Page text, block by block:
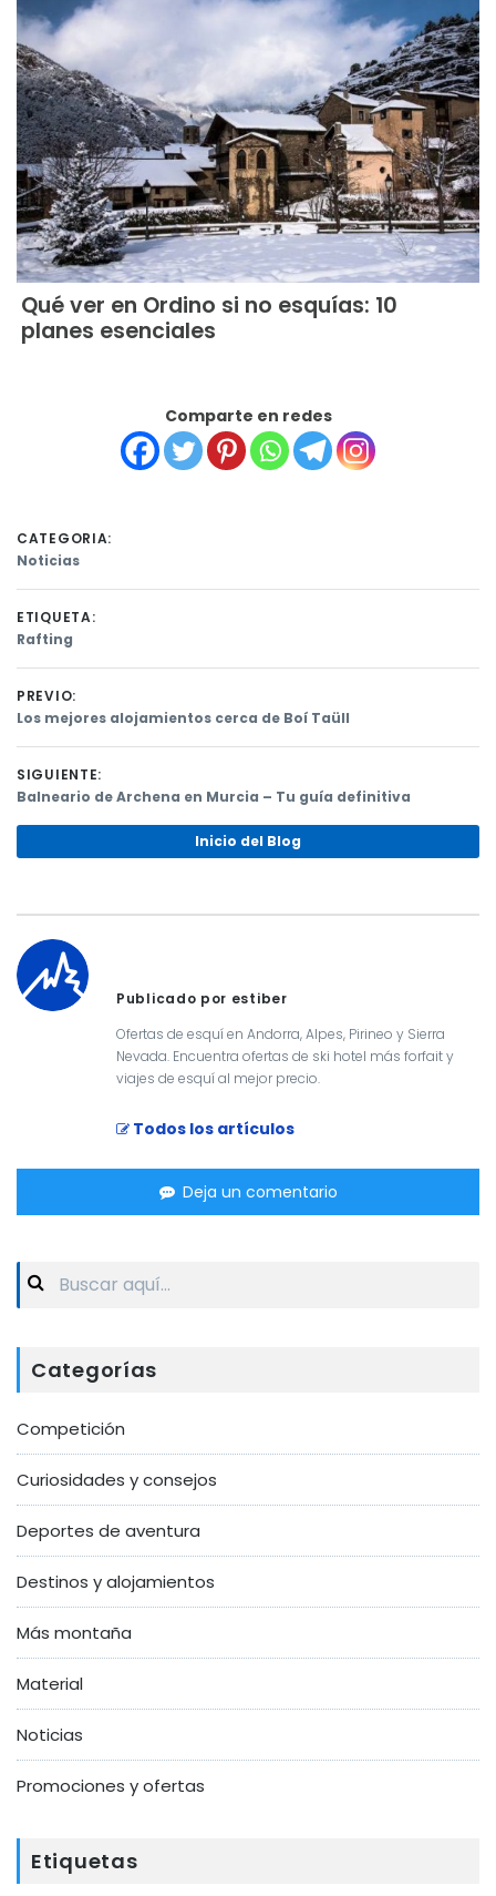
Qué ver en Ordino si no esquías: 10
planes esenciales
Comparte en redes
CATEGORIA:
Noticias
ETIQUETA:
Rafting
Navegación
de
entradas
PREVIO:
Previous
Los mejores alojamientos cerca de Boí Taüll
SIGUIENTE:
Next
Balneario de Archena en Murcia – Tu guía definitiva
Inicio del Blog
Publicado por estiber
Ofertas de esquí en Andorra, Alpes, Pirineo y Sierra
Nevada. Encuentra ofertas de ski hotel más forfait y
viajes de esquí al mejor precio.
Todos los artículos
Deja un comentario
Search
Categorías
Competición
Curiosidades y consejos
Deportes de aventura
Destinos y alojamientos
Más montaña
Material
Noticias
Promociones y ofertas
Etiquetas